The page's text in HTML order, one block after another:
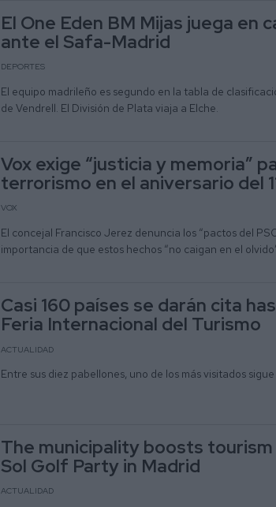
El One Eden BM Mijas juega en
ante el Safa-Madrid
DEPORTES
El equipo madrileño es segundo en la tabla de
de Vendrell. El División de Plata viaja a Elche.
Vox exige “justicia y memoria”
terrorismo en el aniversario del
VOX
El concejal Francisco Jerez denuncia los “pactos del
importancia de que estos hechos “no caigan en el
Casi 160 países se darán cita
Feria Internacional del Turismo
ACTUALIDAD
Entre sus diez pabellones, uno de los más visitados
The municipality boosts
Sol Golf Party in Madrid
ACTUALIDAD